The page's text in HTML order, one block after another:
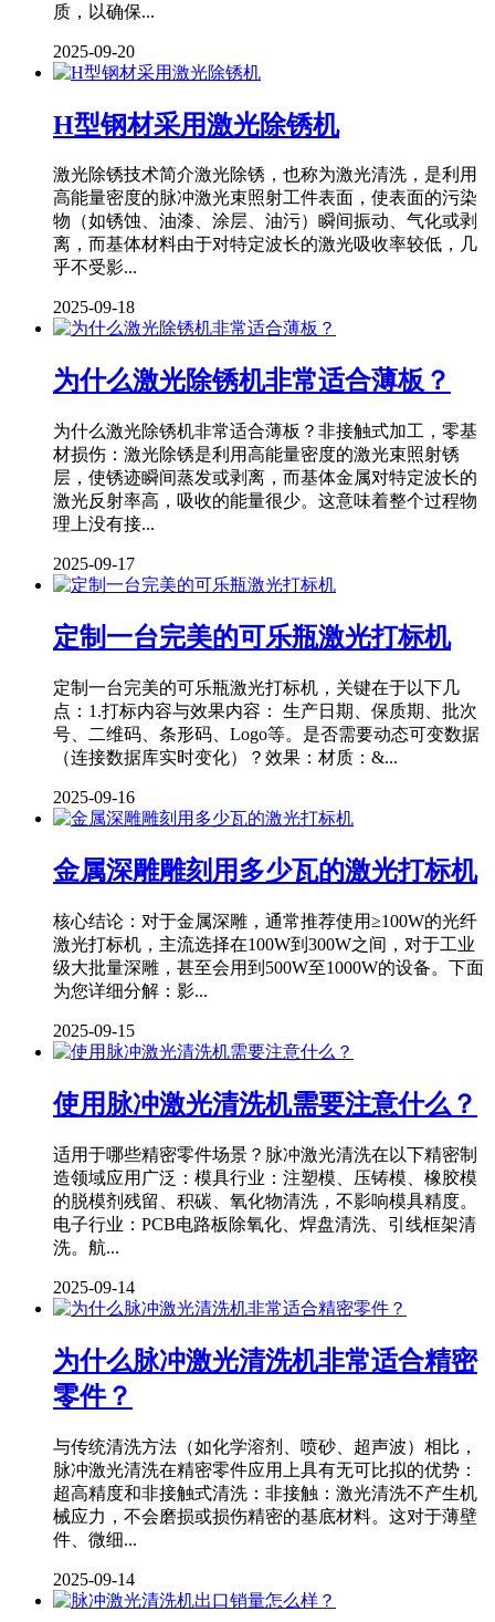
质，以确保...
2025-09-20
H型钢材采用激光除锈机
激光除锈技术简介激光除锈，也称为激光清洗，是利用
高能量密度的脉冲激光束照射工件表面，使表面的污染
物（如锈蚀、油漆、涂层、油污）瞬间振动、气化或剥
离，而基体材料由于对特定波长的激光吸收率较低，几
乎不受影...
2025-09-18
为什么激光除锈机非常适合薄板？
为什么激光除锈机非常适合薄板？非接触式加工，零基
材损伤：激光除锈是利用高能量密度的激光束照射锈
层，使锈迹瞬间蒸发或剥离，而基体金属对特定波长的
激光反射率高，吸收的能量很少。这意味着整个过程物
理上没有接...
2025-09-17
定制一台完美的可乐瓶激光打标机
定制一台完美的可乐瓶激光打标机，关键在于以下几
点：1.打标内容与效果内容： 生产日期、保质期、批次
号、二维码、条形码、Logo等。是否需要动态可变数据
（连接数据库实时变化）？效果：材质：&...
2025-09-16
金属深雕雕刻用多少瓦的激光打标机
核心结论：对于金属深雕，通常推荐使用≥100W的光纤
激光打标机，主流选择在100W到300W之间，对于工业
级大批量深雕，甚至会用到500W至1000W的设备。下面
为您详细分解：影...
2025-09-15
使用脉冲激光清洗机需要注意什么？
适用于哪些精密零件场景？脉冲激光清洗在以下精密制
造领域应用广泛：模具行业：注塑模、压铸模、橡胶模
的脱模剂残留、积碳、氧化物清洗，不影响模具精度。
电子行业：PCB电路板除氧化、焊盘清洗、引线框架清
洗。航...
2025-09-14
为什么脉冲激光清洗机非常适合精密
零件？
与传统清洗方法（如化学溶剂、喷砂、超声波）相比，
脉冲激光清洗在精密零件应用上具有无可比拟的优势：
超高精度和非接触式清洗：非接触：激光清洗不产生机
械应力，不会磨损或损伤精密的基底材料。这对于薄壁
件、微细...
2025-09-14